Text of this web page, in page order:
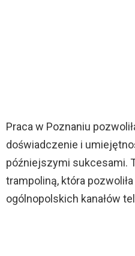
Praca w Poznaniu
doświadczenie i
późniejszymi sukcesami.
trampoliną, która
ogólnopolskich kanałów